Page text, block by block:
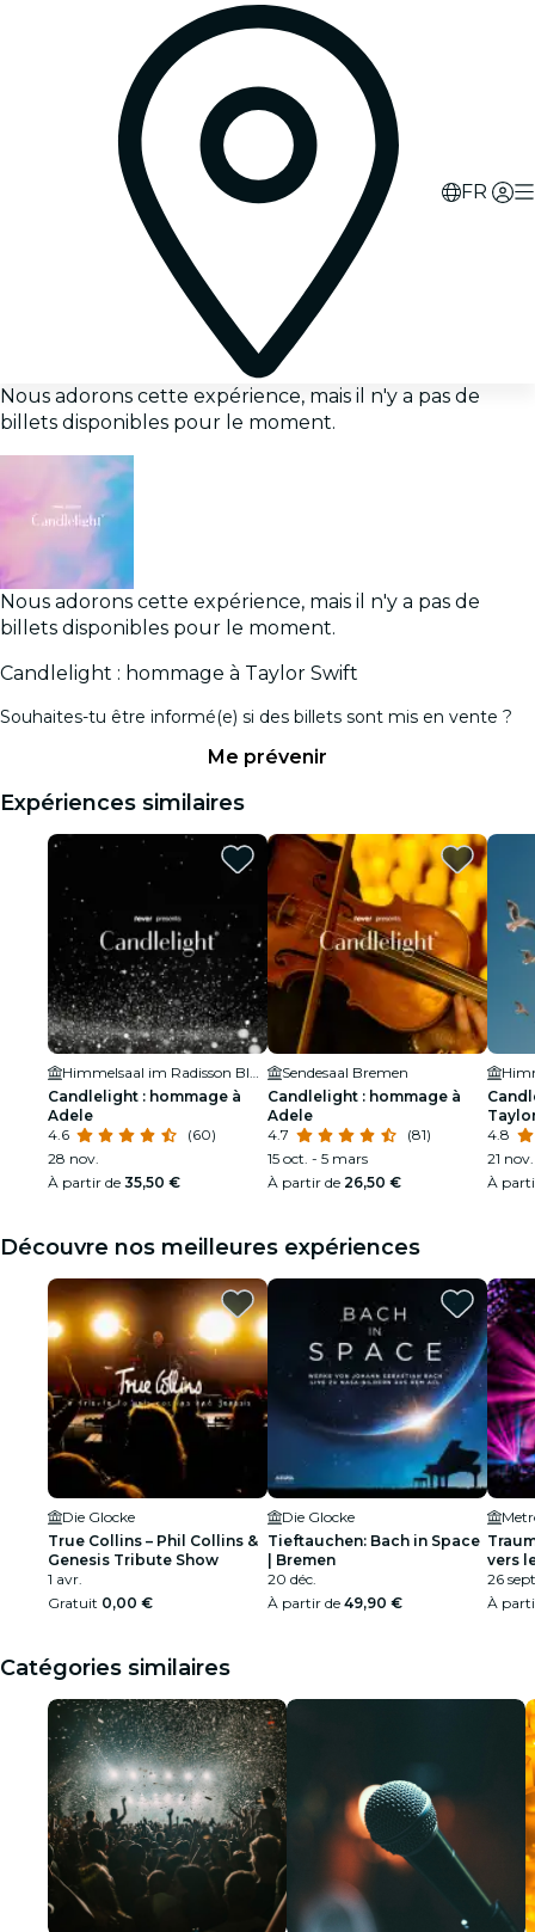
FR
Nous adorons cette expérience, mais il n'y a pas de
billets disponibles pour le moment.
Nous adorons cette expérience, mais il n'y a pas de
billets disponibles pour le moment.
Candlelight : hommage à Taylor Swift
Souhaites-tu être informé(e) si des billets sont mis en vente ?
Me prévenir
Expériences similaires
Himmelsaal im Radisson Blu Hotel
Candlelight : hommage à
Adele
4.6
(60)
28 nov.
À partir de 35,50 €
Sendesaal Bremen
Candlelight : hommage à
Adele
4.7
(81)
15 oct. - 5 mars
À partir de 26,50 €
4.8
21
À
Découvre nos meilleures expériences
Die Glocke
True Collins – Phil Collins &
Genesis Tribute Show
1 avr.
Gratuit 0,00 €
Die Glocke
Tieftauchen: Bach in Space
| Bremen
20 déc.
À partir de 49,90 €
vers
26
À
Catégories similaires